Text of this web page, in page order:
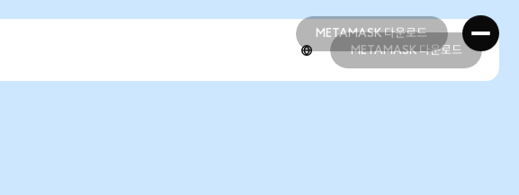
METAMASK 다운로드
METAMASK 다운로드
METAMASK 다운로드